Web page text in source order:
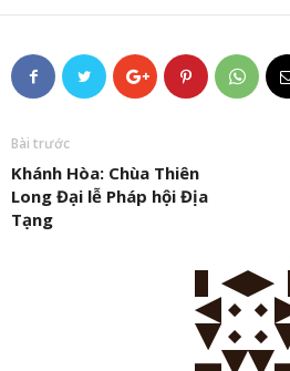
Bài trước
Khánh Hòa: Chùa Thiên
Long Đại lễ Pháp hội Địa
Tạng